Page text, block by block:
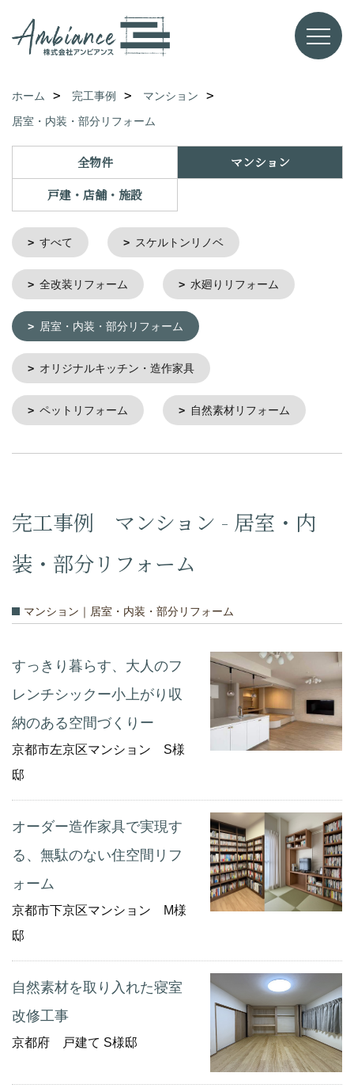
ホーム 完工事例
マンション
居室・内装・部分リフォーム
全物件
マンション
戸建・店舗・施設
すべて スケルトンリノベ
全改装リフォーム 水廻りリフォーム
居室・内装・部分リフォーム
オリジナルキッチン・造作家具
ペットリフォーム 自然素材リフォーム
完工事例 マンション - 居室・内
装・部分リフォーム
マンション｜居室・内装・部分リフォーム
すっきり暮らす、大人のフ
レンチシックー小上がり収
納のある空間づくりー
京都市左京区マンション S様
邸
オーダー造作家具で実現す
る、無駄のない住空間リフ
ォーム
京都市下京区マンション M様
邸
自然素材を取り入れた寝室
改修工事
京都府 戸建て S様邸